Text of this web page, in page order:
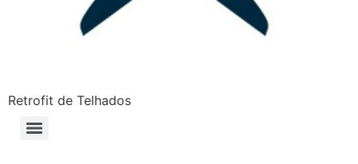
Retrofit de Telhados